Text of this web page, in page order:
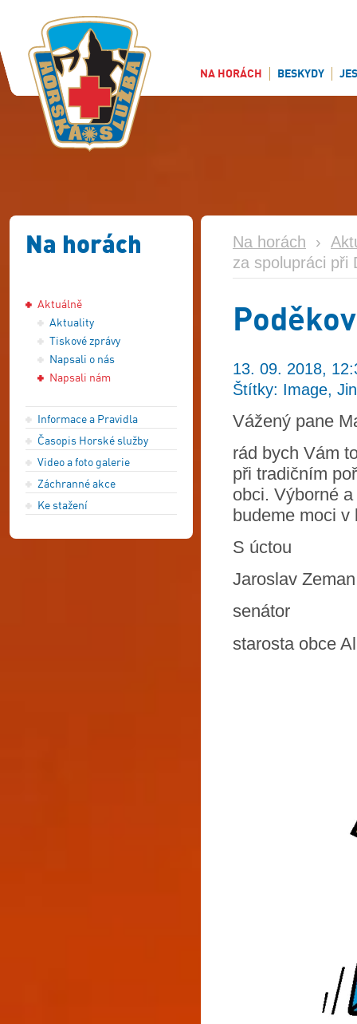
NA HORÁCH BESKYDY
Na horách
Aktuálně
Aktuality
Tiskové zprávy
Napsali o nás
Napsali nám
Informace a Pravidla
Časopis Horské služby
Video a foto galerie
Záchranné akce
Ke stažení
Na horách ›
za spolupráci při
13. 09. 2018,
Štítky: Image,
Vážený pane
rád bych Vám
při tradičním
obci. Výborné
budeme moci
S úctou
Jaroslav Zeman
senátor
starosta obce